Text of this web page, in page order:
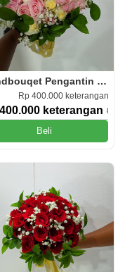
Pengantin
Rp 400.000 keterangan
keterangan Rp
Beli